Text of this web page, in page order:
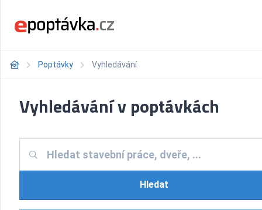
Poptávky Vyhledávání
Vyhledávání v poptávkách
Hledat